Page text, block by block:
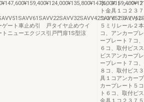
ゲート車止め引 戸タイヤ止めウイ
トニューエクジス引戸門扉1S型涼
本、ストッパー
ト金具１コ２３
コ２６７５ミリ
５ミリレール２
コ、アンカープ
ープレート７コ
６コ、取付ビス
ビスアンカープ
ープレート７コ
８コ、取付ビス
具１コアンカー
カープレート５
ト６コ、取付ビ
金具１コ２３７